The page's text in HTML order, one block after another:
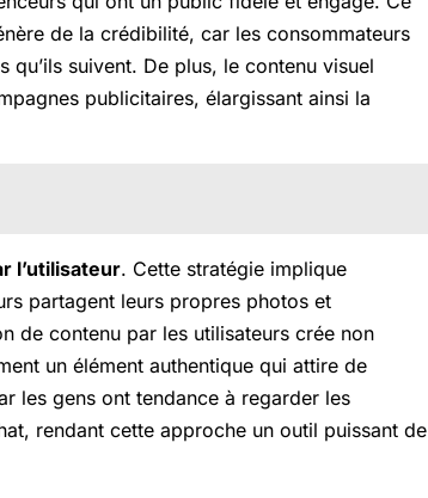
de la crédibilité, car les consommateurs
suivent. De plus, le contenu visuel
publicitaires, élargissant ainsi la
l’utilisateur. Cette stratégie implique
partagent leurs propres photos et
de contenu par les utilisateurs crée non
un élément authentique qui attire de
les gens ont tendance à regarder les
rendant cette approche un outil puissant de